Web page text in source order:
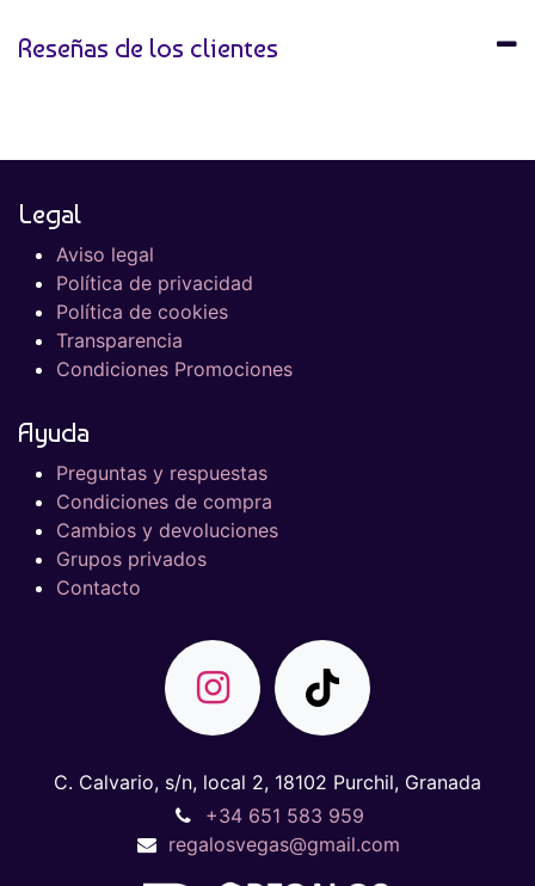
Reseñas de los clientes
Legal
Aviso legal
Política de privacidad
Política de cookies
Transparencia
Condiciones Promociones
Ayuda
Preguntas y respuestas
Condiciones de compra
Cambios y devoluciones
Grupos privados
Contacto
C. Calvario, s/n, local 2, 18102 Purchil, Granada
+34 651 583 959
regalosvegas@gmail.com